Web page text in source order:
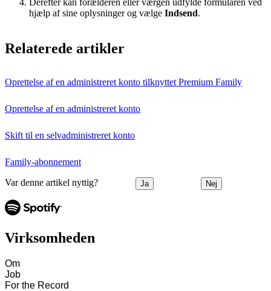
hjælp af sine oplysninger og vælge Indsend.
Relaterede artikler
Oprettelse af en administreret konto tilknyttet Premium Family
Oprettelse af en administreret konto
Skift til en selvadministreret konto
Family-abonnement
Var denne artikel nyttig? Ja Nej
Virksomheden
Om
Job
For the Record